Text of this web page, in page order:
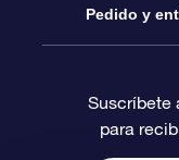
Blog
Reseñas
Paquete de
Tarjeta de
Registro
Página de
Pedido y
Información
Suscríbete
para